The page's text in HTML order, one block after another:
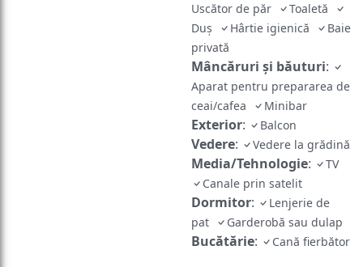
Uscător de păr
Toaletă
Duş
Hârtie igienică
Baie
privată
Mâncăruri și băuturi:
Aparat pentru prepararea de
ceai/cafea
Minibar
Exterior: Balcon
Vedere: Vedere la grădină
Media/Tehnologie:
TV
Canale prin satelit
Dormitor:
Lenjerie de
pat
Garderobă sau dulap
Bucătărie: Cană fierbător